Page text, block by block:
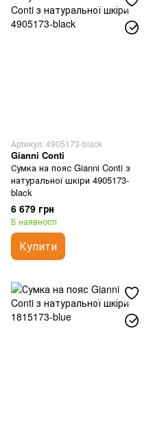
Артикул: 4905173-black
Gianni Conti
Сумка на пояс Gianni Conti з
натуральної шкіри 4905173-
black
6 679 грн
В наявності
Купити